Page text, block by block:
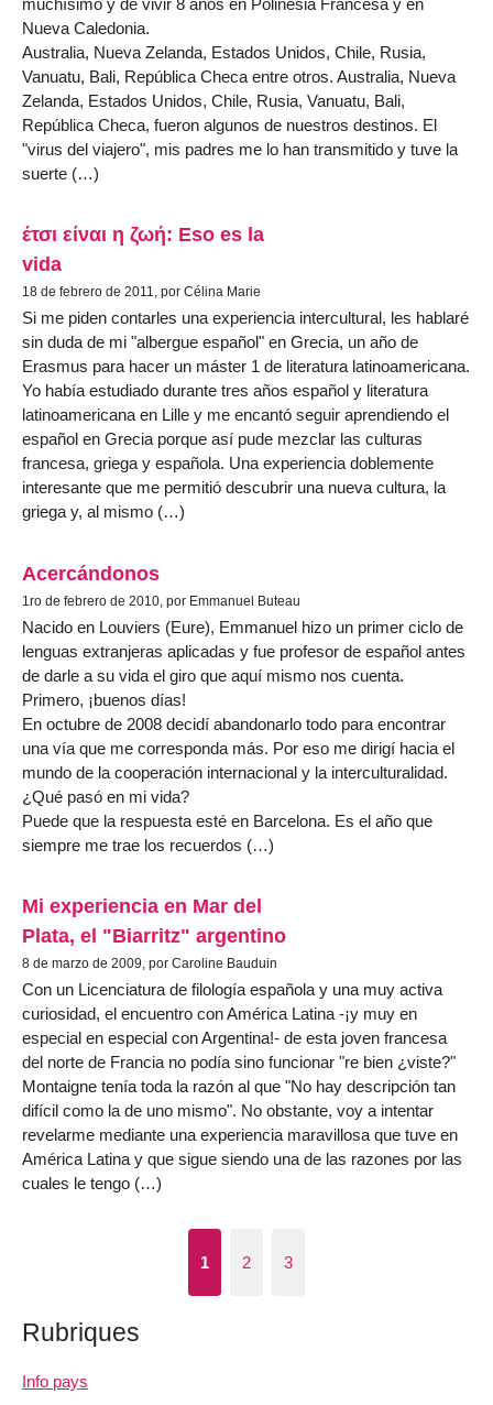
Nueva Caledonia.
Australia, Nueva Zelanda, Estados Unidos, Chile, Rusia,
Vanuatu, Bali, República Checa entre otros. Australia, Nueva
Zelanda, Estados Unidos, Chile, Rusia, Vanuatu, Bali,
República Checa, fueron algunos de nuestros destinos. El
"virus del viajero", mis padres me lo han transmitido y tuve la
suerte (…)
έτσι είναι η ζωή: Eso es la
vida
18 de febrero de 2011, por Célina Marie
Si me piden contarles una experiencia intercultural, les hablaré
sin duda de mi "albergue español" en Grecia, un año de
Erasmus para hacer un máster 1 de literatura latinoamericana.
Yo había estudiado durante tres años español y literatura
latinoamericana en Lille y me encantó seguir aprendiendo el
español en Grecia porque así pude mezclar las culturas
francesa, griega y española. Una experiencia doblemente
interesante que me permitió descubrir una nueva cultura, la
griega y, al mismo (…)
Acercándonos
1ro de febrero de 2010, por Emmanuel Buteau
Nacido en Louviers (Eure), Emmanuel hizo un primer ciclo de
lenguas extranjeras aplicadas y fue profesor de español antes
de darle a su vida el giro que aquí mismo nos cuenta.
Primero, ¡buenos días!
En octubre de 2008 decidí abandonarlo todo para encontrar
una vía que me corresponda más. Por eso me dirigí hacia el
mundo de la cooperación internacional y la interculturalidad.
¿Qué pasó en mi vida?
Puede que la respuesta esté en Barcelona. Es el año que
siempre me trae los recuerdos (…)
Mi experiencia en Mar del
Plata, el "Biarritz" argentino
8 de marzo de 2009, por Caroline Bauduin
Con un Licenciatura de filología española y una muy activa
curiosidad, el encuentro con América Latina -¡y muy en
especial en especial con Argentina!- de esta joven francesa
del norte de Francia no podía sino funcionar "re bien ¿viste?"
Montaigne tenía toda la razón al que "No hay descripción tan
difícil como la de uno mismo". No obstante, voy a intentar
revelarme mediante una experiencia maravillosa que tuve en
América Latina y que sigue siendo una de las razones por las
cuales le tengo (…)
1 2 3
Rubriques
Info pays